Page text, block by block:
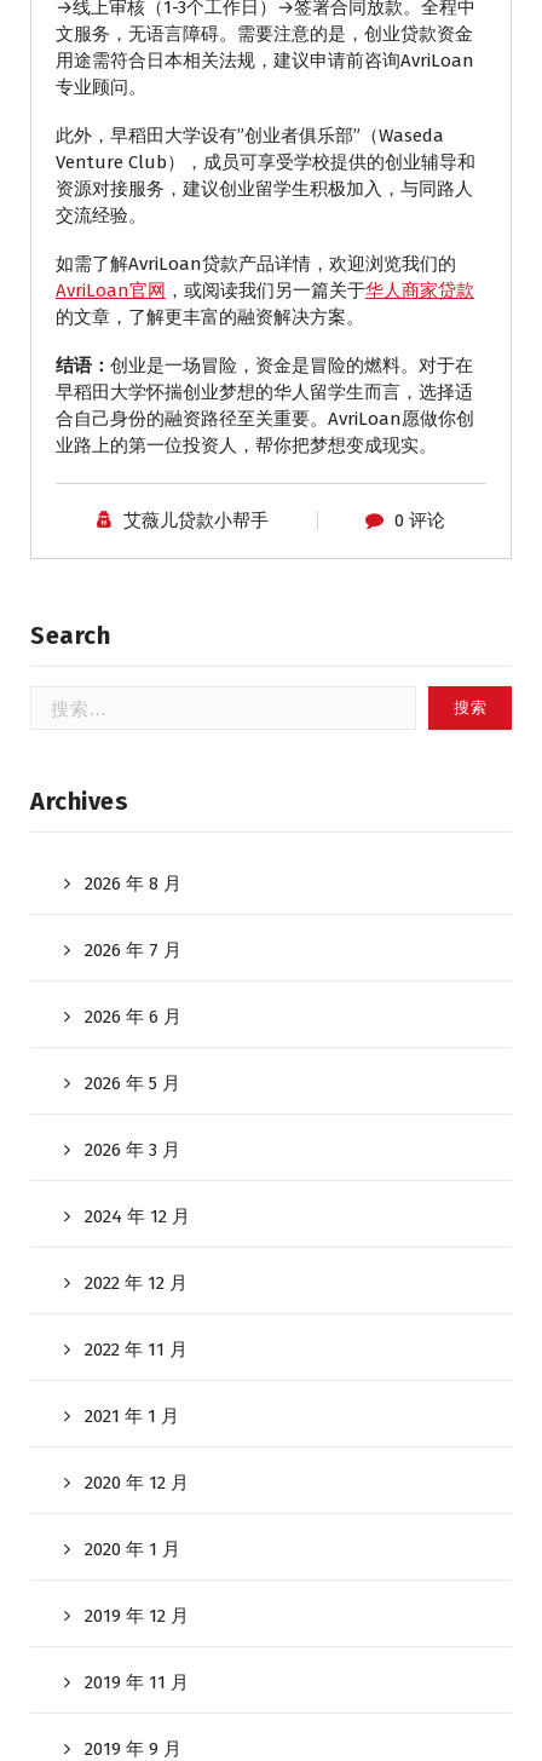
→线上审核（1-3个工作日）→签署合同放款。全程中
文服务，无语言障碍。需要注意的是，创业贷款资金
用途需符合日本相关法规，建议申请前咨询AvriLoan
专业顾问。
此外，早稻田大学设有”创业者俱乐部”（Waseda
Venture Club），成员可享受学校提供的创业辅导和
资源对接服务，建议创业留学生积极加入，与同路人
交流经验。
如需了解AvriLoan贷款产品详情，欢迎浏览我们的
AvriLoan官网 ，或阅读我们另一篇关于华人商家贷款
的文章，了解更丰富的融资解决方案。
结语： 创业是一场冒险，资金是冒险的燃料。对于在
早稻田大学怀揣创业梦想的华人留学生而言，选择适
合自己身份的融资路径至关重要。AvriLoan愿做你创
业路上的第一位投资人，帮你把梦想变成现实。
艾薇儿贷款小帮手 0 评论
Search
索：
Archives
2026 年 8 月
2026 年 7 月
2026 年 6 月
2026 年 5 月
2026 年 3 月
2024 年 12 月
2022 年 12 月
2022 年 11 月
2021 年 1 月
2020 年 12 月
2020 年 1 月
2019 年 12 月
2019 年 11 月
2019 年 9 月